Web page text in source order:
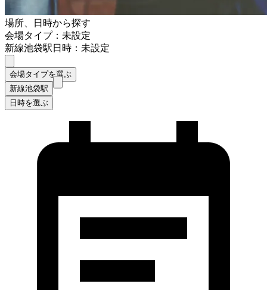
場所、日時から探す
会場タイプ：未設定
新線池袋駅日時：未設定
会場タイプを選ぶ
新線池袋駅
日時を選ぶ